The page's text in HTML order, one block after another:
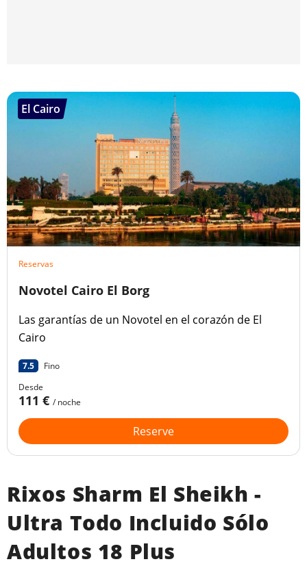
El Cairo
Reservas
Novotel Cairo El Borg
Las garantías de un Novotel en el corazón de El
Cairo
7.5
Fino
Desde
111 € / noche
Reserve
Rixos Sharm El Sheikh -
Ultra Todo Incluido Sólo
Adultos 18 Plus